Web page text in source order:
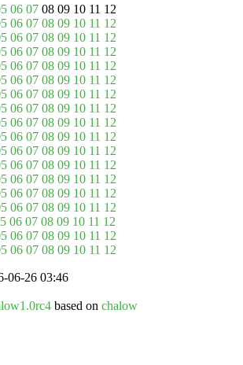
06 07 08 09 10 11 12
06 07 08 09 10 11 12
06 07 08 09 10 11 12
06 07 08 09 10 11 12
06 07 08 09 10 11 12
06 07 08 09 10 11 12
06 07 08 09 10 11 12
06 07 08 09 10 11 12
06 07 08 09 10 11 12
06 07 08 09 10 11 12
06 07 08 09 10 11 12
06 07 08 09 10 11 12
06 07 08 09 10 11 12
06 07 08 09 10 11 12
06 07 08 09 10 11 12
06 07 08 09 10 11 12
06 07 08 09 10 11 12
06 07 08 09 10 11 12
06-26 03:46
based on chalow